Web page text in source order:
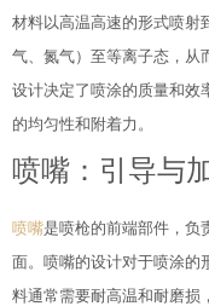
材料以高温高速的形式喷射
气、氮气）至等离子态，从
设计决定了喷涂的质量和效
的均匀性和附着力。
喷嘴：引导与
喷嘴是喷枪的前端部件，负
面。喷嘴的设计对于喷涂的
料通常需要耐高温和耐磨损